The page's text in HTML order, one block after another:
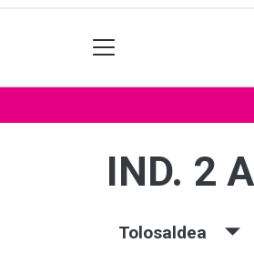
IND. 2
Tolosaldea